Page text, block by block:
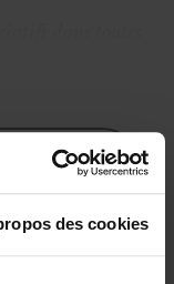
des cookies
aux